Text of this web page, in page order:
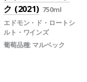
ク (2021) 750ml
エドモン・ド・ロートシ
ルト・ワインズ
葡萄品種: マルベック